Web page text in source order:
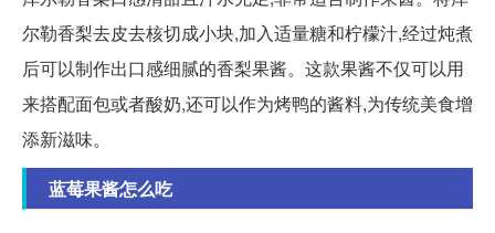
尔勒香梨去皮去核切成小块,加入适量糖和柠檬汁,经过炖煮
后可以制作出口感细腻的香梨果酱。这款果酱不仅可以用
来搭配面包或者酸奶,还可以作为烤鸭的酱料,为传统美食增
添新滋味。
蓝莓果酱怎么吃